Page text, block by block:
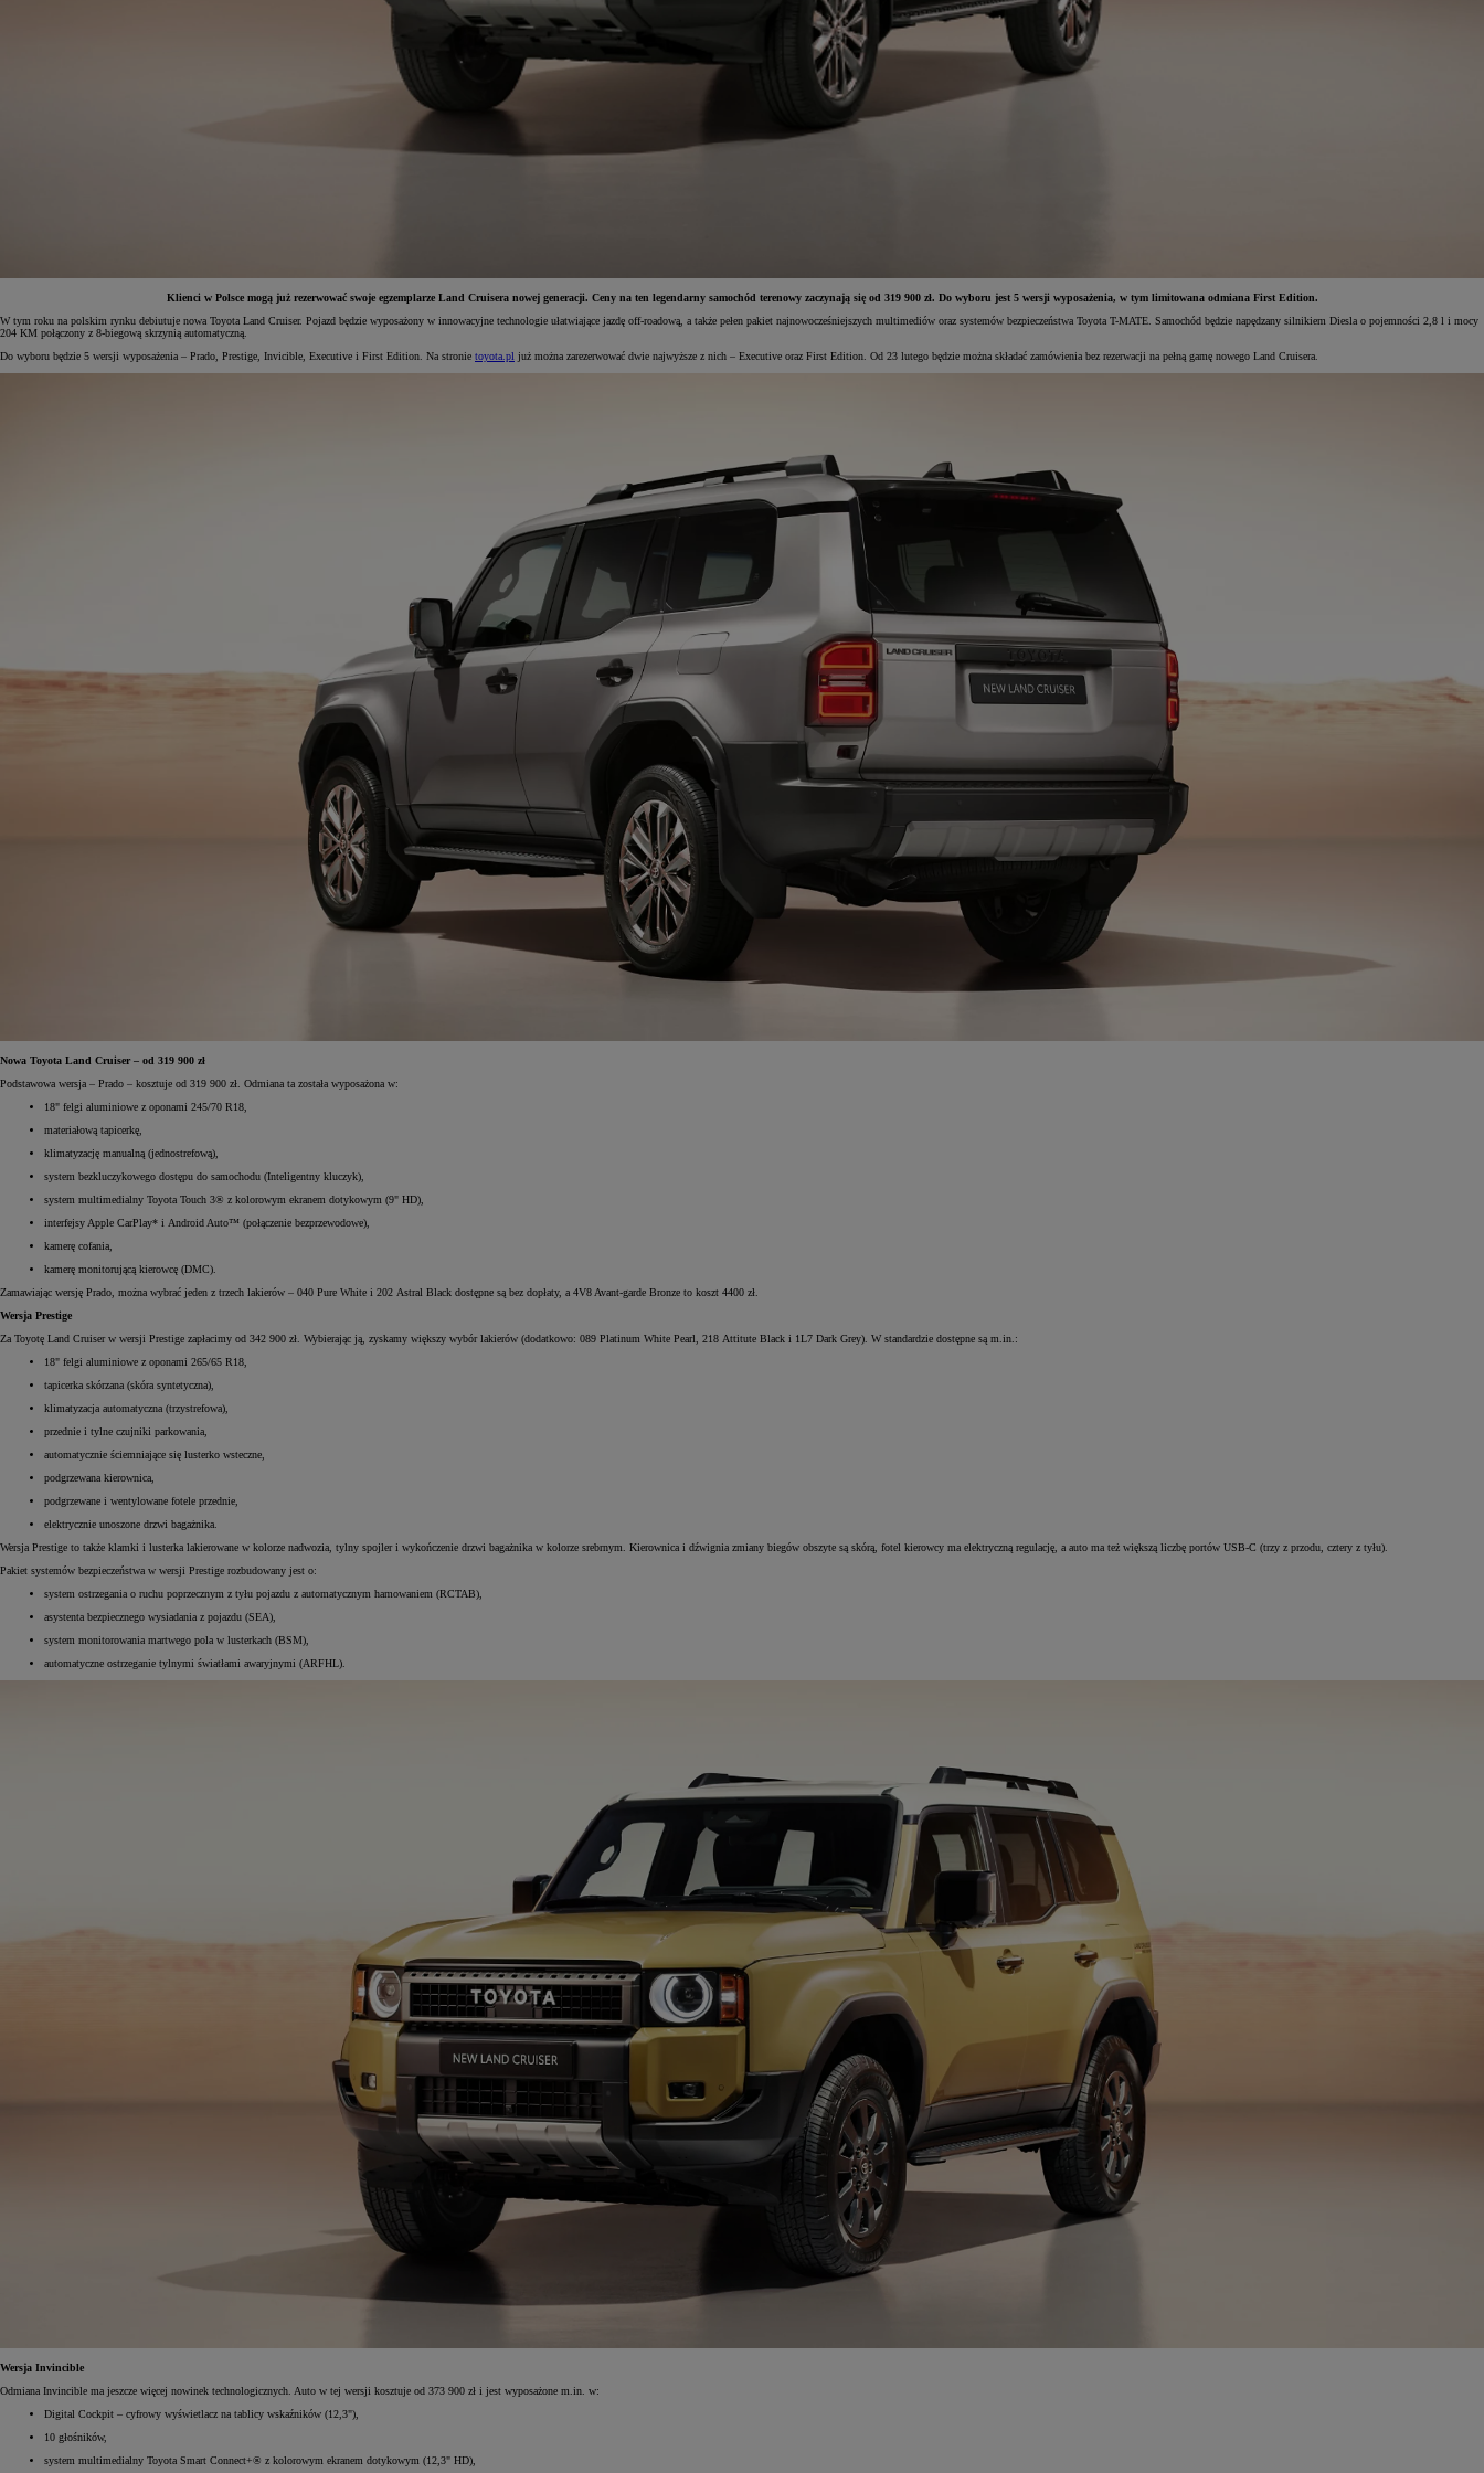
Yaris Cross
Klienci w Polsce mogą już rezerwować swoje egzemplarze Land Cruisera nowej generacji. Ceny na ten legendarny samochód terenowy zaczynają się od 319 900 zł. Do wyboru jest 5 wersji wyposażenia, w tym limitowana odmiana First Edition.
W tym roku na polskim rynku debiutuje nowa Toyota Land Cruiser. Pojazd będzie wyposażony w innowacyjne technologie ułatwiające jazdę off-roadową, a także pełen pakiet najnowocześniejszych multimediów oraz systemów bezpieczeństwa Toyota T-MATE. Samochód będzie napędzany silnikiem Diesla o pojemności 2,8 l i mocy
204 KM połączony z 8-biegową skrzynią automatyczną.
Do wyboru będzie 5 wersji wyposażenia – Prado, Prestige, Invicible, Executive i First Edition. Na stronie toyota.pl już można zarezerwować dwie najwyższe z nich – Executive oraz First Edition. Od 23 lutego będzie można składać zamówienia bez rezerwacji na pełną gamę nowego Land Cruisera.
Nowa Toyota Land Cruiser – od 319 900 zł
Podstawowa wersja – Prado – kosztuje od 319 900 zł. Odmiana ta została wyposażona w:
18" felgi aluminiowe z oponami 245/70 R18,
materiałową tapicerkę,
klimatyzację manualną (jednostrefową),
system bezkluczykowego dostępu do samochodu (Inteligentny kluczyk),
system multimedialny Toyota Touch 3® z kolorowym ekranem dotykowym (9" HD),
interfejsy Apple CarPlay* i Android Auto™ (połączenie bezprzewodowe),
kamerę cofania,
kamerę monitorującą kierowcę (DMC).
Zamawiając wersję Prado, można wybrać jeden z trzech lakierów – 040 Pure White i 202 Astral Black dostępne są bez dopłaty, a 4V8 Avant-garde Bronze to koszt 4400 zł.
Wersja Prestige
Za Toyotę Land Cruiser w wersji Prestige zapłacimy od 342 900 zł. Wybierając ją, zyskamy większy wybór lakierów (dodatkowo: 089 Platinum White Pearl, 218 Attitute Black i 1L7 Dark Grey). W standardzie dostępne są m.in.:
18" felgi aluminiowe z oponami 265/65 R18,
tapicerka skórzana (skóra syntetyczna),
klimatyzacja automatyczna (trzystrefowa),
przednie i tylne czujniki parkowania,
automatycznie ściemniające się lusterko wsteczne,
podgrzewana kierownica,
podgrzewane i wentylowane fotele przednie,
elektrycznie unoszone drzwi bagażnika.
Wersja Prestige to także klamki i lusterka lakierowane w kolorze nadwozia, tylny spojler i wykończenie drzwi bagażnika w kolorze srebrnym. Kierownica i dźwignia zmiany biegów obszyte są skórą, fotel kierowcy ma elektryczną regulację, a auto ma też większą liczbę portów USB-C (trzy z przodu, cztery z tyłu).
Pakiet systemów bezpieczeństwa w wersji Prestige rozbudowany jest o:
system ostrzegania o ruchu poprzecznym z tyłu pojazdu z automatycznym hamowaniem (RCTAB),
asystenta bezpiecznego wysiadania z pojazdu (SEA),
system monitorowania martwego pola w lusterkach (BSM),
automatyczne ostrzeganie tylnymi światłami awaryjnymi (ARFHL).
Wersja Invincible
Odmiana Invincible ma jeszcze więcej nowinek technologicznych. Auto w tej wersji kosztuje od 373 900 zł i jest wyposażone m.in. w:
Digital Cockpit – cyfrowy wyświetlacz na tablicy wskaźników (12,3"),
10 głośników,
system multimedialny Toyota Smart Connect+® z kolorowym ekranem dotykowym (12,3" HD),